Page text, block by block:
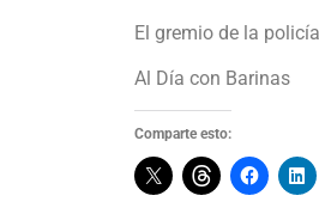
El gremio de la
Al Día con Barinas
Comparte esto: